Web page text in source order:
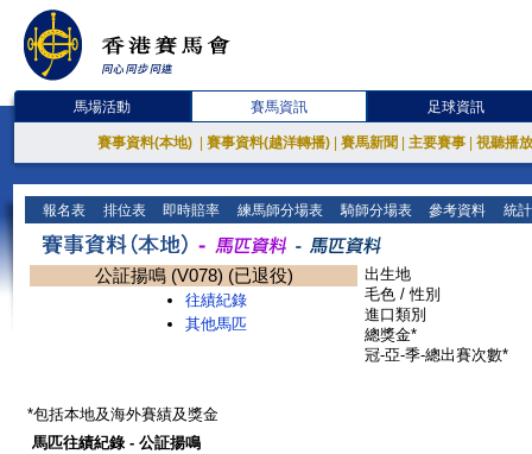
馬場活動 賽馬資訊 足球資訊
賽事資料(本地) 賽事資料(越洋轉播) 賽馬新聞 主要賽事 視聽播
報名表 排位表 即時賠率 練馬師分場表 騎師分場表 參考資料 統
公証揚鳴 (V078) (已退役)
往績紀錄
其他馬匹
出生地
毛色 / 性別
進口類別
總獎金*
冠-亞-季-總出賽次數*
*包括本地及海外賽績及獎金
馬匹往績紀錄 - 公証揚鳴